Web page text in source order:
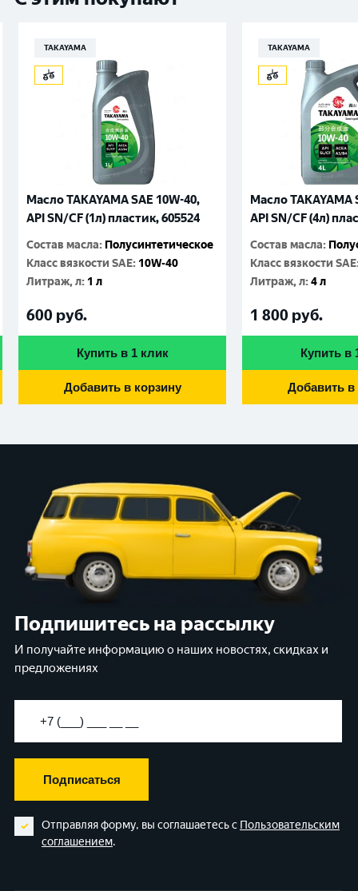
TAKAYAMA
Масло TAKAYAMA SAE 10W-40,
API SN/CF (1л) пластик, 605524
Состав масла: Полусинтетическое
Класс вязкости SAE: 10W-40
Литраж, л: 1 л
600 руб.
Купить в 1 клик
Добавить в корзину
TAKAYAMA
Масло TAKAYAMA
API SN/CF (4л)
Состав масла:
Класс вязкости SAE
Литраж, л:4 л
1 800 руб.
Купить в
Добавить в
Подпишитесь на рассылку
И получайте информацию о наших новостях, скидках и
предложениях
Подписаться
Отправляя форму, вы соглашаетесь с Пользовательским
соглашением.